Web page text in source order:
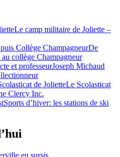
Le camp militaire de Joliette –
De
collège Champagneur
Joseph Michaud
Le Scolasticat
Clercy Inc.
Sports d’hiver: les stations de ski